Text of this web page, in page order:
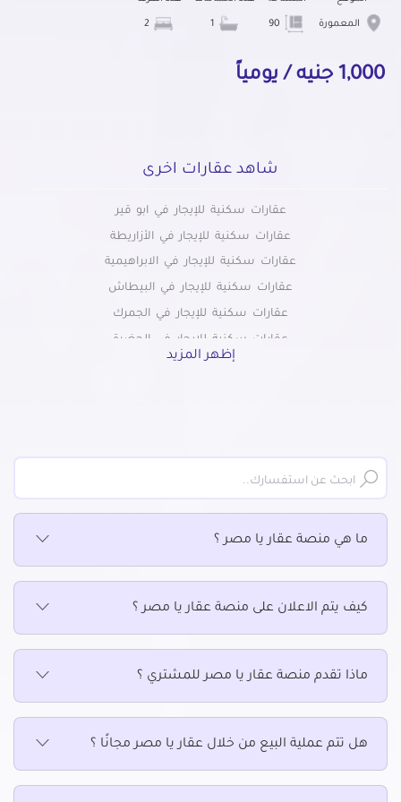
المعمورة
1,000 جنيه / يومياً
شاهد عقارات اخرى
عقارات سكنية للإيجار في ابو قير
عقارات سكنية للإيجار في الأزاريطة
عقارات سكنية للإيجار في الابراهيمية
عقارات سكنية للإيجار في البيطاش
عقارات سكنية للإيجار في الجمرك
عقارات سكنية للإيجار في الحضرة
عقارات سكنية للإيجار في الدخيلة
عقارات سكنية للإيجار في الفلكي
عقارات سكنية للإيجار في المكس
عقارات سكنية للإيجار في المندرة
عقارات سكنية للإيجار في المنشية
عقارات سكنية للإيجار في الهانوفيل
عقارات سكنية للإيجار في باب شرقى
إظهر المزيد
ما هي منصة عقار يا مصر ؟
كيف يتم الاعلان على منصة عقار يا مصر ؟
ماذا تقدم منصة عقار يا مصر للمشتري ؟
هل تتم عملية البيع من خلال عقار يا مصر مجانًا ؟